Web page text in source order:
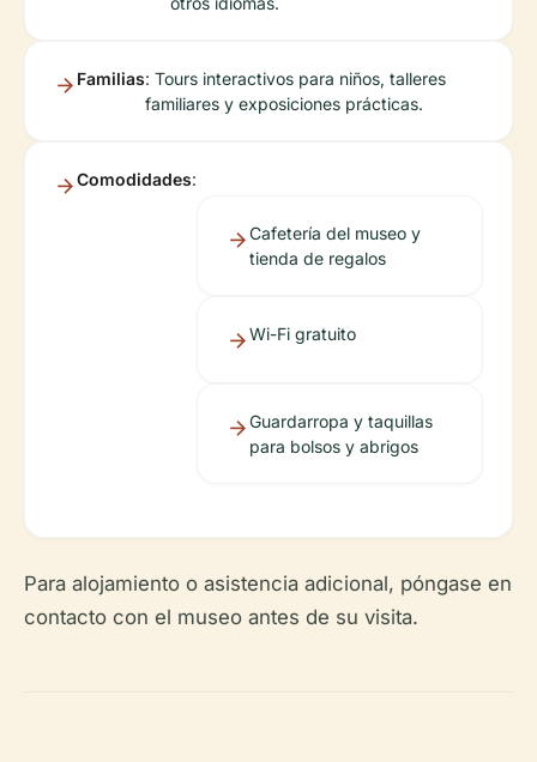
Familias: Tours interactivos para niños, talleres
familiares y exposiciones prácticas.
Comodidades:
Cafetería del museo y
tienda de regalos
Wi-Fi gratuito
Guardarropa y taquillas
para bolsos y abrigos
Para alojamiento o asistencia adicional, póngase en
contacto con el museo antes de su visita.